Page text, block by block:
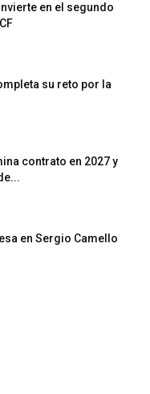
en el segundo
su reto por la
contrato en 2027 y
en Sergio Camello